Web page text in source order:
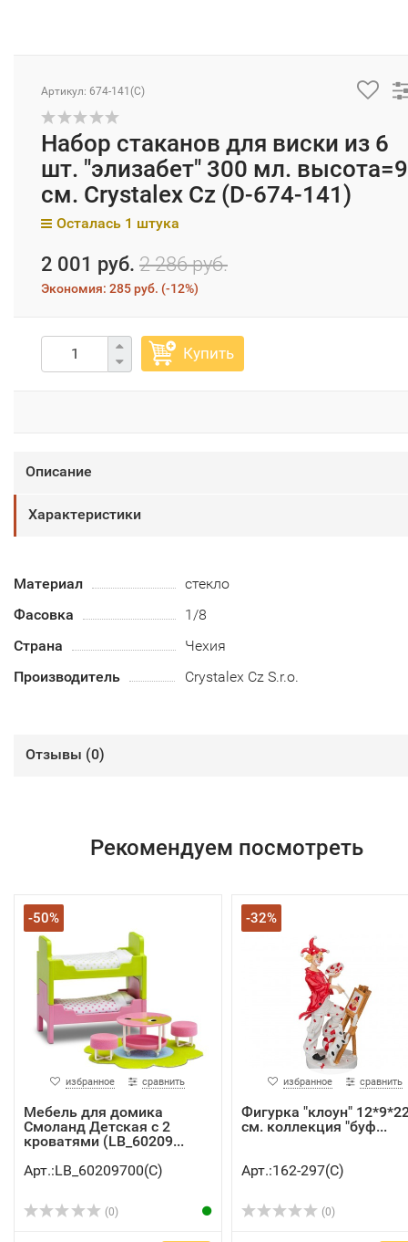
Артикул: 674-141(C)
Набор стаканов для виски из 6
шт. "элизабет" 300 мл. высота=9
см. Crystalex Cz (D-674-141)
Осталась 1 штука
2 001 руб. 2 286 руб.
Экономия: 285 руб. (-12%)
Купить
Описание
Характеристики
Материал
стекло
Фасовка
1/8
Страна
Чехия
Производитель
Crystalex Cz S.r.o.
Отзывы (0)
Рекомендуем посмотреть
-50%
избранное сравнить
Мебель для домика
Смоланд Детская с 2
кроватями (LB_60209...
Арт.:LB_60209700(C)
(0)
-32%
избранное сравнить
Фигурка "клоун"
см. коллекция "буф...
Арт.:162-297(C)
(0)